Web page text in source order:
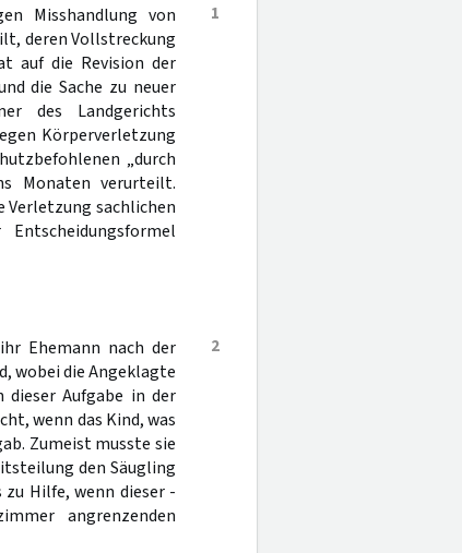
1
Misshandlung von
deren Vollstreckung
auf die Revision der
die Sache zu neuer
des Landgerichts
Körperverletzung
„durch
Monaten verurteilt.
Verletzung sachlichen
2
Ehemann nach der
wobei die Angeklagte
dieser Aufgabe in der
wenn das Kind, was
Zumeist musste sie
den Säugling
Hilfe, wenn dieser -
angrenzenden